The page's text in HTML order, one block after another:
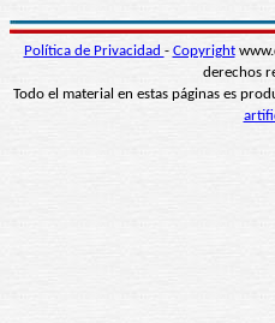
Política de Privacidad - Copyright
derechos
Todo el material en estas páginas es